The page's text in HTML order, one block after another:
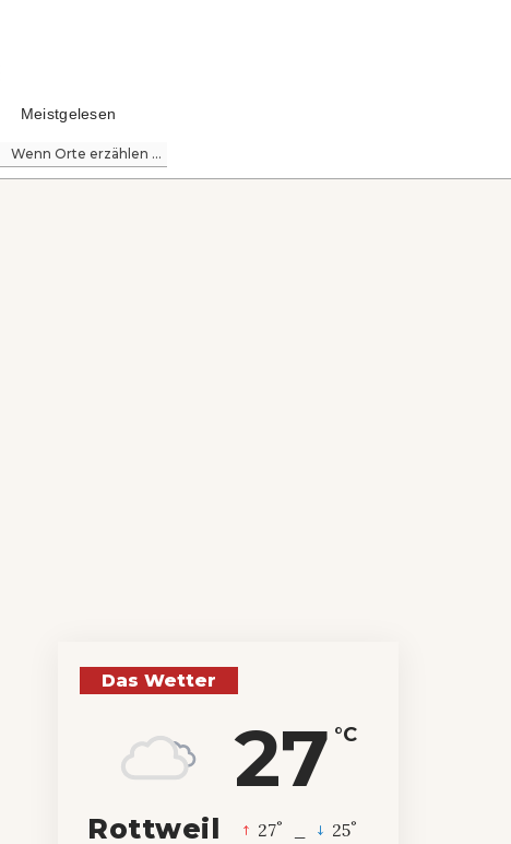
Meistgelesen
Wenn Orte erzählen ...
Das Wetter
27 °C
Rottweil 27° 25°